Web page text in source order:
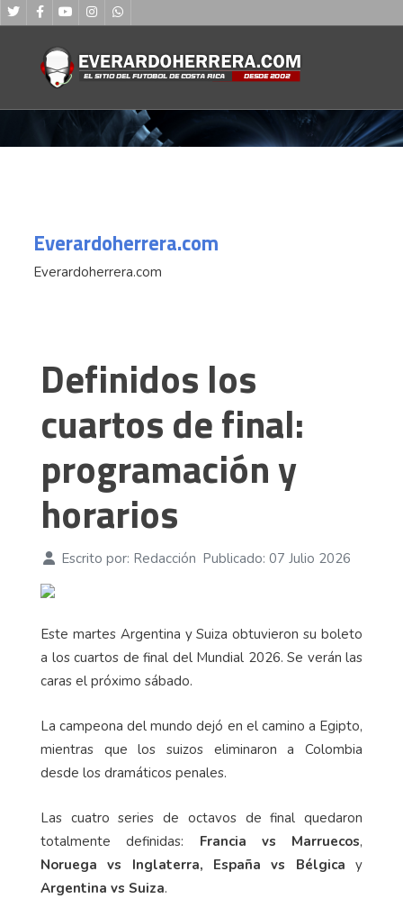
Everardoherrera.com
Everardoherrera.com
Definidos los
cuartos de final:
programación y
horarios
Escrito por: Redacción Publicado: 07 Julio 2026
Este martes Argentina y Suiza obtuvieron su boleto
a los cuartos de final del Mundial 2026. Se verán las
caras el próximo sábado.
La campeona del mundo dejó en el camino a Egipto,
mientras que los suizos eliminaron a Colombia
desde los dramáticos penales.
Las cuatro series de octavos de final quedaron
totalmente definidas: Francia vs Marruecos,
Noruega vs Inglaterra, España vs Bélgica y
Argentina vs Suiza.